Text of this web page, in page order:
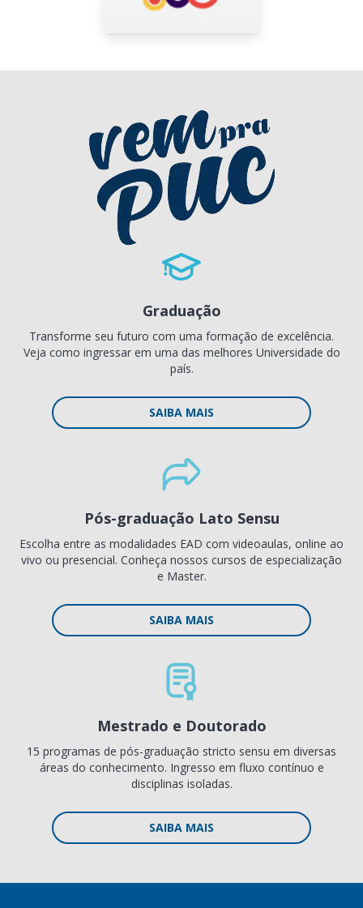
360
Graduação
Transforme seu futuro com uma formação de excelência.
Veja como ingressar em uma das melhores Universidade do
país.
SAIBA MAIS
Pós-graduação Lato Sensu
Escolha entre as modalidades EAD com videoaulas, online ao
vivo ou presencial. Conheça nossos cursos de especialização
e Master.
SAIBA MAIS
Mestrado e Doutorado
15 programas de pós-graduação stricto sensu em diversas
áreas do conhecimento. Ingresso em fluxo contínuo e
disciplinas isoladas.
SAIBA MAIS